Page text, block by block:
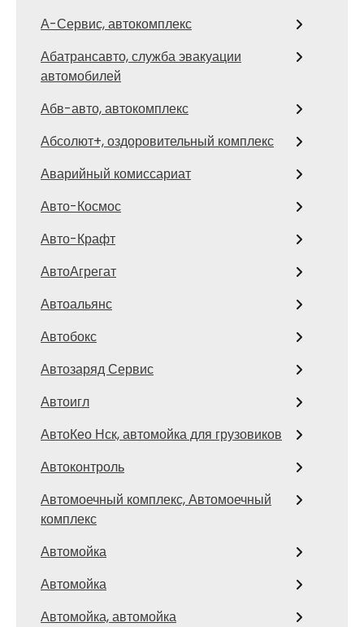
А-Сервис, автокомплекс
Абатрансавто, служба эвакуации
автомобилей
Абв-авто, автокомплекс
Абсолют+, оздоровительный комплекс
Аварийный комиссариат
Авто-Космос
Авто-Крафт
АвтоАгрегат
Автоальянс
Автобокс
Автозаряд Сервис
Автоигл
АвтоКео Нск, автомойка для грузовиков
Автоконтроль
Автомоечный комплекс, Автомоечный
комплекс
Автомойка
Автомойка
Автомойка, автомойка